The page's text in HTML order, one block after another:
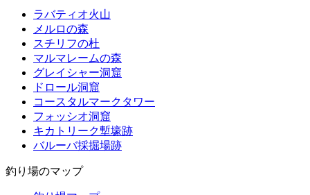
ラバティオ火山
メルロの森
スチリフの杜
マルマレームの森
グレイシャー洞窟
ドロール洞窟
コースタルマークタワー
フォッシオ洞窟
キカトリーク塹壕跡
バルーバ採掘場跡
釣り場のマップ